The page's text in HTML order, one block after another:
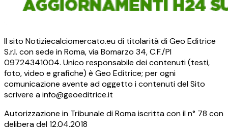
Il sito Notiziecalciomercato.eu di titolarità di Geo Editrice
S.r.l. con sede in Roma, via Bomarzo 34, C.F./PI
09724341004. Unico responsabile dei contenuti (testi,
foto, video e grafiche) è Geo Editrice; per ogni
comunicazione avente ad oggetto i contenuti del Sito
scrivere a info@geoeditrice.it
Autorizzazione in Tribunale di Roma iscritta con il n° 78 con
delibera del 12.04.2018